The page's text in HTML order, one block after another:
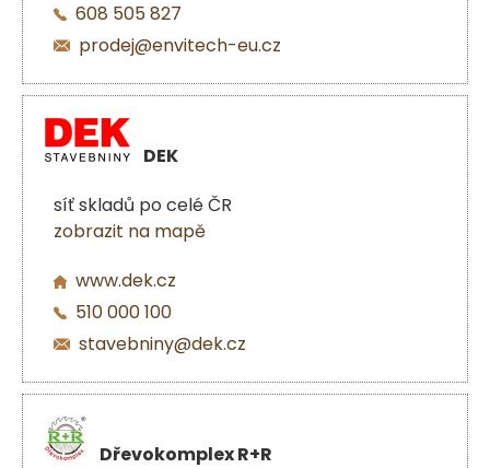
608 505 827
prodej@envitech-eu.cz
DEK
síť skladů po celé ČR
zobrazit na mapě
www.dek.cz
510 000 100
stavebniny@dek.cz
Dřevokomplex R+R